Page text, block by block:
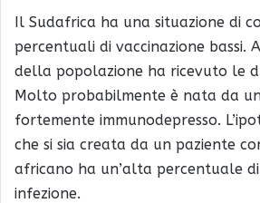
Il Sudafrica ha una situazione di
percentuali di vaccinazione bassi.
della popolazione ha ricevuto le
Molto probabilmente è nata da
fortemente immunodepresso.
che si sia creata da un paziente
africano ha un’alta percentuale
infezione.